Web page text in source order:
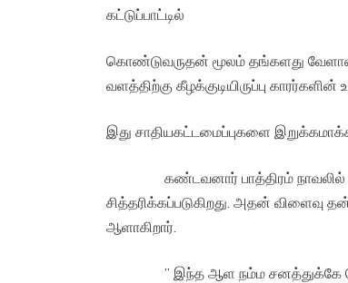
கட்டுப்பாட்டில்
கொண்டுவருதன் மூலம் தங்களது
வளத்திற்கு கீழக்குடியிருப்பு
இது சாதியகட்டமைப்புகளை
கண்டவனார் பாத்திரம் நாவலில்
சித்தரிக்கப்படுகிறது. அதன் விளைவு
ஆளாகிறார்.
” இந்த ஆள நம்ம சனத்துக்கே